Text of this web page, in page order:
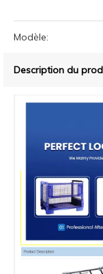
Modèle:
Description du